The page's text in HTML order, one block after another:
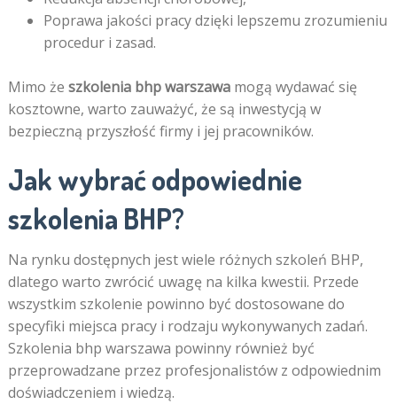
Poprawa jakości pracy dzięki lepszemu zrozumieniu
procedur i zasad.
Mimo że szkolenia bhp warszawamogą wydawać się
kosztowne, warto zauważyć, że są inwestycją w
bezpieczną przyszłość firmy i jej pracowników.
Jak wybrać odpowiednie
szkolenia BHP?
Na rynku dostępnych jest wiele różnych szkoleń BHP,
dlatego warto zwrócić uwagę na kilka kwestii. Przede
wszystkim szkolenie powinno być dostosowane do
specyfiki miejsca pracy i rodzaju wykonywanych zadań.
Szkolenia bhp warszawa powinny również być
przeprowadzane przez profesjonalistów z odpowiednim
doświadczeniem i wiedzą.